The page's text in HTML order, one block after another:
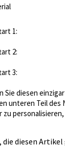
1:
2:
3:
Sie diesen
unteren Teil des
zu
die diesen